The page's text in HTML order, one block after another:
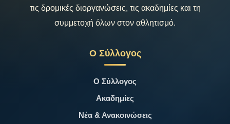
τις δρομικές διοργανώσεις, τις ακαδημίες και τη
συμμετοχή όλων στον αθλητισμό.
Ο Σύλλογος
Ο Σύλλογος
Ακαδημίες
Νέα & Ανακοινώσεις